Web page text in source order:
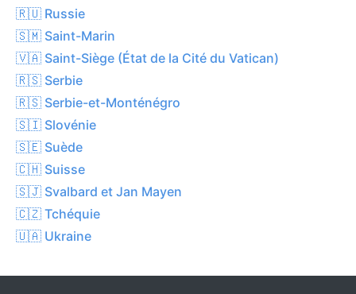
🇷🇺 Russie
🇸🇲 Saint-Marin
🇻🇦 Saint-Siège (État de la Cité du Vatican)
🇷🇸 Serbie
🇷🇸 Serbie-et-Monténégro
🇸🇮 Slovénie
🇸🇪 Suède
🇨🇭 Suisse
🇸🇯 Svalbard et Jan Mayen
🇨🇿 Tchéquie
🇺🇦 Ukraine